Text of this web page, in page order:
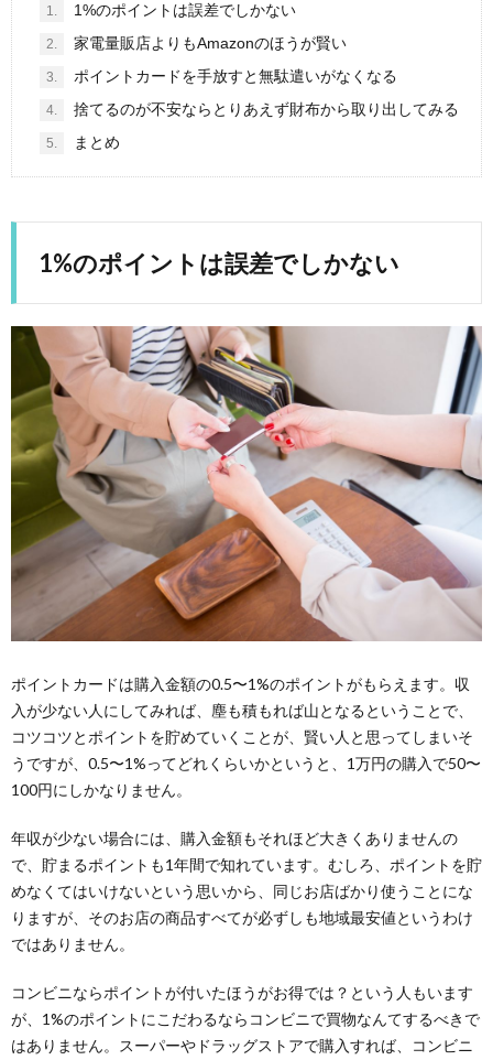
1. 1%のポイントは誤差でしかない
2. 家電量販店よりもAmazonのほうが賢い
3. ポイントカードを手放すと無駄遣いがなくなる
4. 捨てるのが不安ならとりあえず財布から取り出してみる
5. まとめ
1%のポイントは誤差でしかない
ポイントカードは購入金額の0.5〜1%のポイントがもらえます。収
入が少ない人にしてみれば、塵も積もれば山となるということで、
コツコツとポイントを貯めていくことが、賢い人と思ってしまいそ
うですが、0.5〜1%ってどれくらいかというと、1万円の購入で50〜
100円にしかなりません。
年収が少ない場合には、購入金額もそれほど大きくありませんの
で、貯まるポイントも1年間で知れています。むしろ、ポイントを貯
めなくてはいけないという思いから、同じお店ばかり使うことにな
りますが、そのお店の商品すべてが必ずしも地域最安値というわけ
ではありません。
コンビニならポイントが付いたほうがお得では？という人もいます
が、1%のポイントにこだわるならコンビニで買物なんてするべきで
はありません。スーパーやドラッグストアで購入すれば、コンビニ